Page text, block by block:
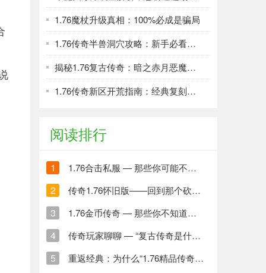
1.76魔杖升级真相：100%必成是骗局
1.76传奇半兽洞穴攻略：新手必看升级宝地
揭秘1.76复古传奇：暗之赤月恶魔致命攻击方式全解析
1.76传奇新区开荒指南：经典复刻，制霸玛法
阅读排行
1 1.76合击私服 — 那些你可能不知道的内幕与真香体验
2 传奇1.76怀旧版——回到那个砍怪爆装备的年代
3 1.76金币传奇 — 那些你不知道的金币世界与打金人生
4 传奇玩家聊聊 — “复古传奇是什么意思” 到底啥玩意儿
5 重返经典：为什么“1.76精品传奇”依然值得玩？玩家视角深度解读